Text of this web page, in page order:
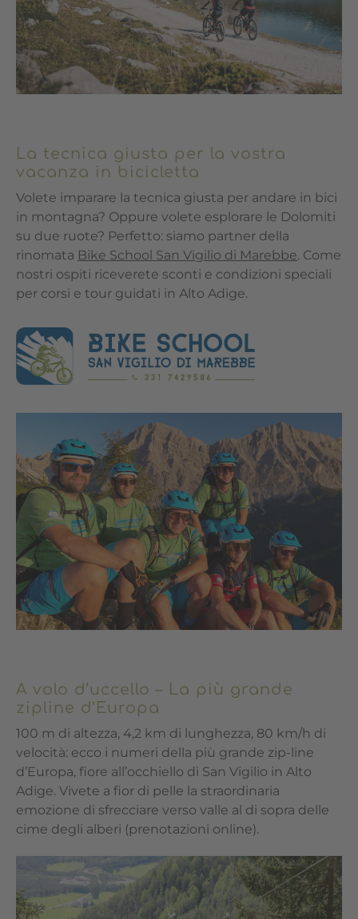
La tecnica giusta per la vostra
vacanza in bicicletta
Volete imparare la tecnica giusta per andare in bici
in montagna? Oppure volete esplorare le Dolomiti
su due ruote? Perfetto: siamo partner della
rinomata Bike School San Vigilio di Marebbe. Come
nostri ospiti riceverete sconti e condizioni speciali
per corsi e tour guidati in Alto Adige.
A volo d’uccello – La più grande
zipline d’Europa
100 m di altezza, 4,2 km di lunghezza, 80 km/h di
velocità: ecco i numeri della più grande zip-line
d’Europa, fiore all’occhiello di San Vigilio in Alto
Adige. Vivete a fior di pelle la straordinaria
emozione di sfrecciare verso valle al di sopra delle
cime degli alberi (prenotazioni online).